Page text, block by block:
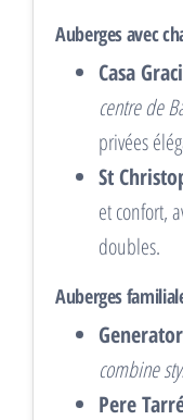
Auberges avec
Casa
centre de
privées
St
et confort,
doubles.
Auberges
combine
Pere